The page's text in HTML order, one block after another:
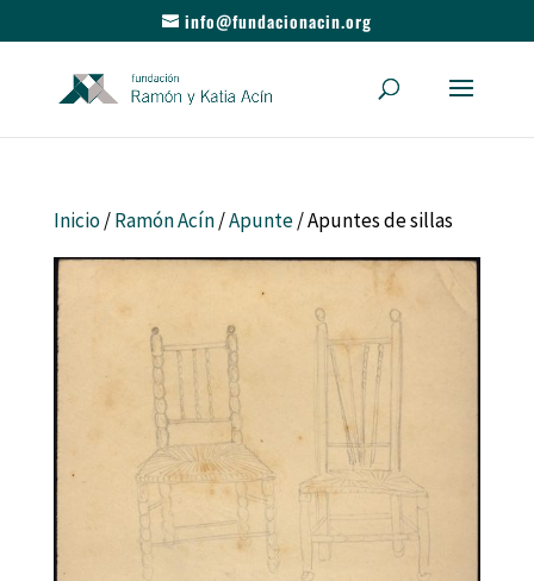
info@fundacionacin.org
Inicio/Ramón Acín/Apunte/ Apuntes de sillas